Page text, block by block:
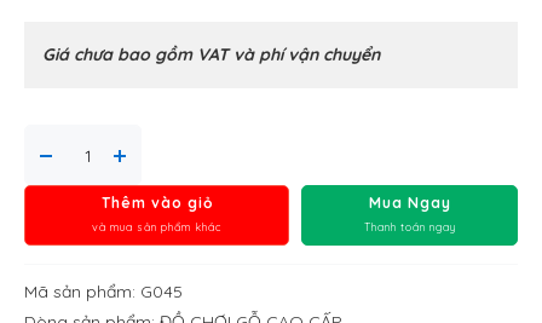
Giá chưa bao gồm VAT và phí vận chuyển
Thêm vào giỏ
và mua sản phẩm khác
Mua Ngay
Thanh toán ngay
Mã sản phẩm: G045